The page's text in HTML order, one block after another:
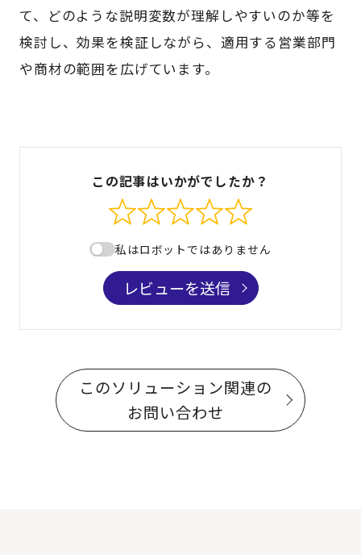
て、どのような説明変数が理解しやすいのか等を
検討し、効果を検証しながら、適用する営業部門
や商材の範囲を広げています。
この記事はいかがでしたか？
私はロボットではありません
レビューを送信
このソリューション関連の
お問い合わせ